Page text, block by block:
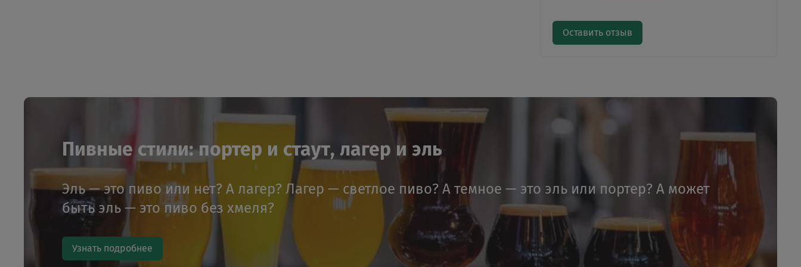
Оставить отзыв
Пивные стили: портер и стаут, лагер и эль
Эль — это пиво или нет? А лагер? Лагер — светлое пиво? А темное — это эль или портер? А может
быть эль — это пиво без хмеля?
Узнать подробнее